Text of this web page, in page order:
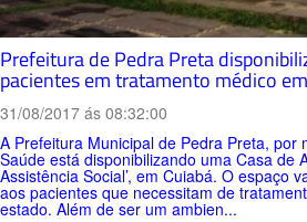
Prefeitura de Pedra Preta
pacientes em tratamento médico
31/08/2017 ás 08:32:00
A Prefeitura Municipal de Pedra Preta, por
Saúde está disponibilizando uma Casa de
Assistência Social’, em Cuiabá. O espaço
aos pacientes que necessitam de
estado. Além de ser um ambien...